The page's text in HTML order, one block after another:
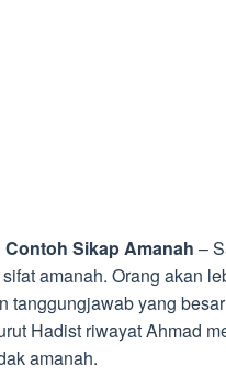
Sikap Amanah –
amanah. Orang akan
tanggungjawab yang
Hadist riwayat Ahmad
amanah.